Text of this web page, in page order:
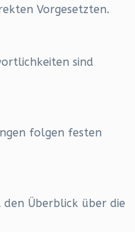
Vorgesetzten.
sind
folgen festen
Überblick über die